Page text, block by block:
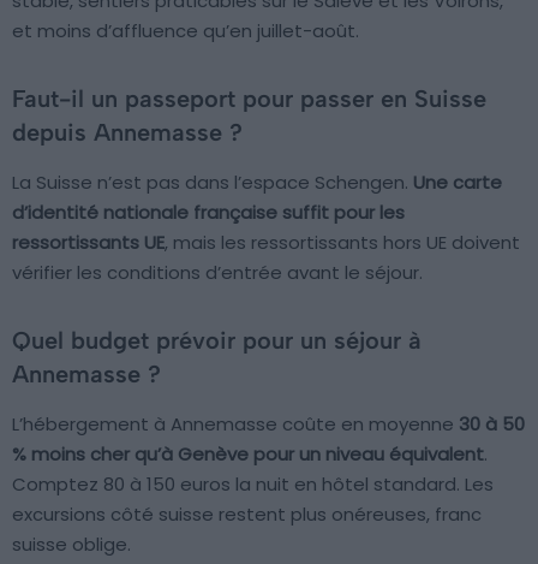
et moins d’affluence qu’en juillet-août.
Faut-il un passeport pour passer en Suisse
depuis Annemasse ?
La Suisse n’est pas dans l’espace Schengen. Une carte
d’identité nationale française suffit pour les
ressortissants UE, mais les ressortissants hors UE doivent
vérifier les conditions d’entrée avant le séjour.
Quel budget prévoir pour un séjour à
Annemasse ?
L’hébergement à Annemasse coûte en moyenne 30 à 50
% moins cher qu’à Genève pour un niveau équivalent.
Comptez 80 à 150 euros la nuit en hôtel standard. Les
excursions côté suisse restent plus onéreuses, franc
suisse oblige.